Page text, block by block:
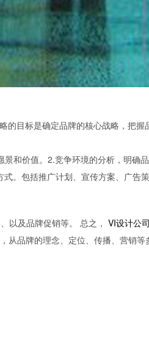
目标是确定品牌的核心战略，把
和价值。2.竞争环境的分析，明
。包括推广计划、宣传方案、广
以及品牌促销等。 总之， VI设计公司
品牌的理念、定位、传播、营销